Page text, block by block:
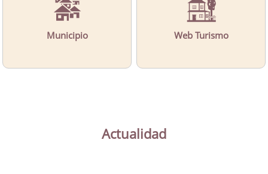
Municipio Web Turismo
Actualidad